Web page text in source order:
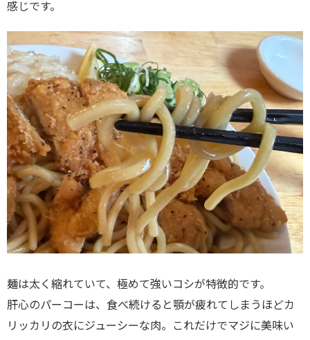
感じです。
麺は太く縮れていて、極めて強いコシが特徴的です。
肝心のパーコーは、食べ続けると顎が疲れてしまうほどカ
リッカリの衣にジューシーな肉。これだけでマジに美味い